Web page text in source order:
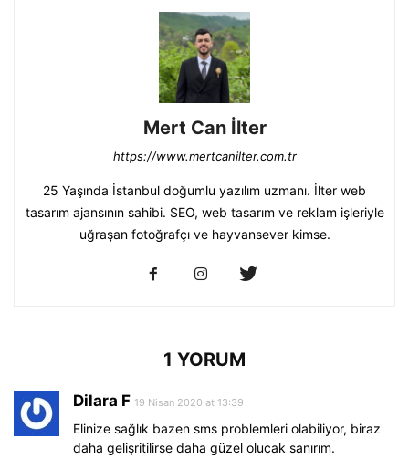
Mert Can İlter
https://www.mertcanilter.com.tr
25 Yaşında İstanbul doğumlu yazılım uzmanı. İlter web
tasarım ajansının sahibi. SEO, web tasarım ve reklam işleriyle
uğraşan fotoğrafçı ve hayvansever kimse.
1 YORUM
Dilara F 19 Nisan 2020 at 13:39
Elinize sağlık bazen sms problemleri olabiliyor, biraz
daha gelişritilirse daha güzel olucak sanırım.